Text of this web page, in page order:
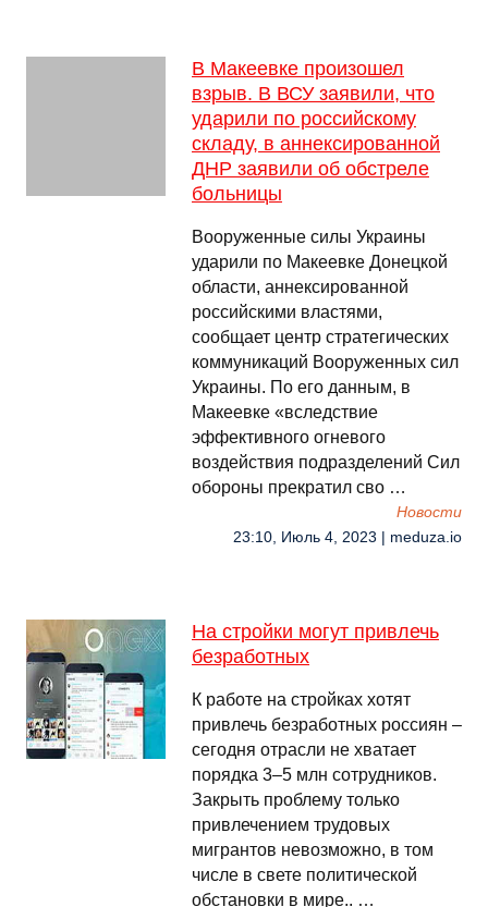
В Макеевке произошел
взрыв. В ВСУ заявили, что
ударили по российскому
складу, в аннексированной
ДНР заявили об обстреле
больницы
Вооруженные силы Украины
ударили по Макеевке Донецкой
области, аннексированной
российскими властями,
сообщает центр стратегических
коммуникаций Вооруженных сил
Украины. По его данным, в
Макеевке «вследствие
эффективного огневого
воздействия подразделений Сил
обороны прекратил сво …
Новости
23:10, Июль 4, 2023 | meduza.io
На стройки могут привлечь
безработных
К работе на стройках хотят
привлечь безработных россиян –
сегодня отрасли не хватает
порядка 3–5 млн сотрудников.
Закрыть проблему только
привлечением трудовых
мигрантов невозможно, в том
числе в свете политической
обстановки в мире.. …